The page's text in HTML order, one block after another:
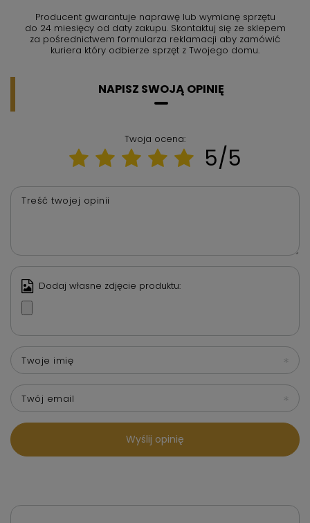
Producent gwarantuje naprawę lub wymianę sprzętu
do 24 miesięcy od daty zakupu. Skontaktuj się ze sklepem
za pośrednictwem formularza reklamacji aby zamówić
kuriera który odbierze sprzęt z Twojego domu.
NAPISZ SWOJĄ OPINIĘ
Twoja ocena:
5/5
Treść twojej opinii
Dodaj własne zdjęcie produktu:
Twoje imię
Twój email
Wyślij opinię